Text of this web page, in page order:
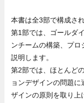
本書は全3部で構成さ
第1部では、ゴールダ
ンチームの構築、プロ
説明します。
第2部では、ほとんど
ョンデザインの問題
ザインの原則を取り上